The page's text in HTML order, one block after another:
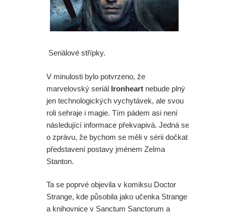
Seriálové střípky.
V minulosti bylo potvrzeno, že
marvelovský seriál Ironheart nebude plný
jen technologických vychytávek, ale svou
roli sehraje i magie. Tím pádem asi není
následující informace překvapivá. Jedná se
o zprávu, že bychom se měli v sérii dočkat
představení postavy jménem Zelma
Stanton.
Ta se poprvé objevila v komiksu Doctor
Strange, kde působila jako učenka Strange
a knihovnice v Sanctum Sanctorum a